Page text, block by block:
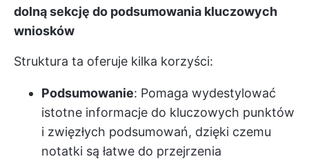
dolną sekcję do podsumowania kluczowych
wniosków
Struktura ta oferuje kilka korzyści:
Podsumowanie: Pomaga wydestylować
istotne informacje do kluczowych punktów
i zwięzłych podsumowań, dzięki czemu
notatki są łatwe do przejrzenia